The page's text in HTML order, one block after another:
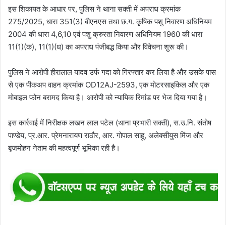
इस शिकायत के आधार पर, पुलिस ने थाना सक्ती में अपराध क्रमांक
275/2025, धारा 351(3) बीएनएस तथा छ.ग. कृृषिक पशु निवारण अधिनियम
2004 की धारा 4,6,10 एवं पशु क्रुरता निवारण अधिनियम 1960 की धारा
11(1)(क), 11(1)(ध) का अपराध पंजीबद्ध किया और विवेचना शुरू की।
पुलिस ने आरोपी हीरालाल यादव उर्फ गदा को गिरफ्तार कर लिया है और उसके पास
से एक पीकअप वाहन क्रमांक OD12AJ-2593, एक मोटरसाइकिल और एक
मोबाइल फोन बरामद किया है। आरोपी को न्यायिक रिमांड पर भेज दिया गया है।
इस कार्रवाई में निरीक्षक लखन लाल पटेल (थाना प्रभारी सक्ती), स.उ.नि. संतोष
पाण्डेय, प्र.आर. प्रेमनारायण राठौर, आर. गोपाल साहू, अलेक्सीयुस मिंज और
बृजमोहन नेताम की महत्वपूर्ण भूमिका रही है।